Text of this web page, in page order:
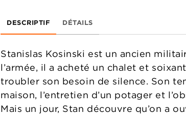
DESCRIPTIF DÉTAILS
Stanislas Kosinski est un ancien
l’armée, il a acheté un chalet et
troubler son besoin de silence. Son
maison, l’entretien d’un potager et
Mais un jour, Stan découvre qu’on a